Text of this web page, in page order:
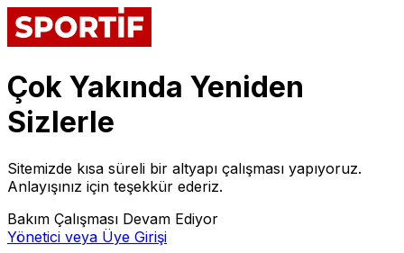
Çok Yakında Yeniden
Sizlerle
Sitemizde kısa süreli bir altyapı çalışması yapıyoruz.
Anlayışınız için teşekkür ederiz.
Bakım Çalışması Devam Ediyor
Yönetici veya Üye Girişi